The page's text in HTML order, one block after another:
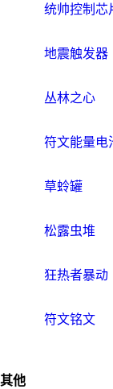
统帅控制芯
地震触发器
丛林之心
符文能量电
草蛉罐
松露虫堆
狂热者暴动
符文铭文
其他